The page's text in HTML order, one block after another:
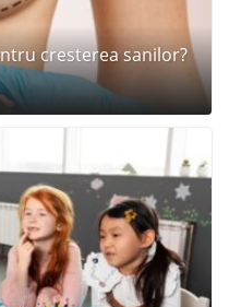
cresterea sanilor?